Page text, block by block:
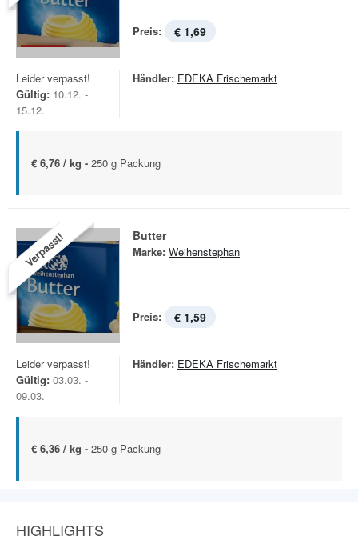
Preis: € 1,69
Leider verpasst!
Gültig: 10.12. -
15.12.
Händler: EDEKA Frischemarkt
€ 6,76 / kg - 250 g Packung
Verpasst! Butter
Marke: Weihenstephan
Preis: € 1,59
Leider verpasst!
Gültig: 03.03. -
09.03.
Händler: EDEKA Frischemarkt
€ 6,36 / kg - 250 g Packung
HIGHLIGHTS